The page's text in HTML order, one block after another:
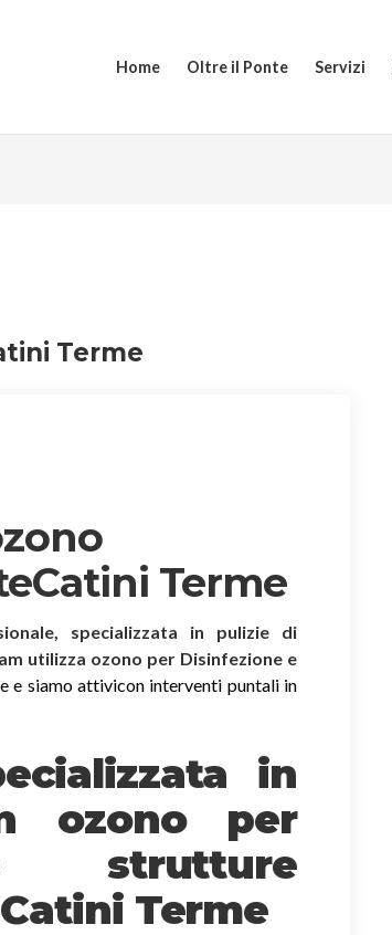
Home Oltre il Ponte Servizi
Terme
Terme
specializzata in pulizie di
utilizza ozono per Disinfezione e
e siamo attivicon interventi puntali in
in
ozono per
strutture
Terme